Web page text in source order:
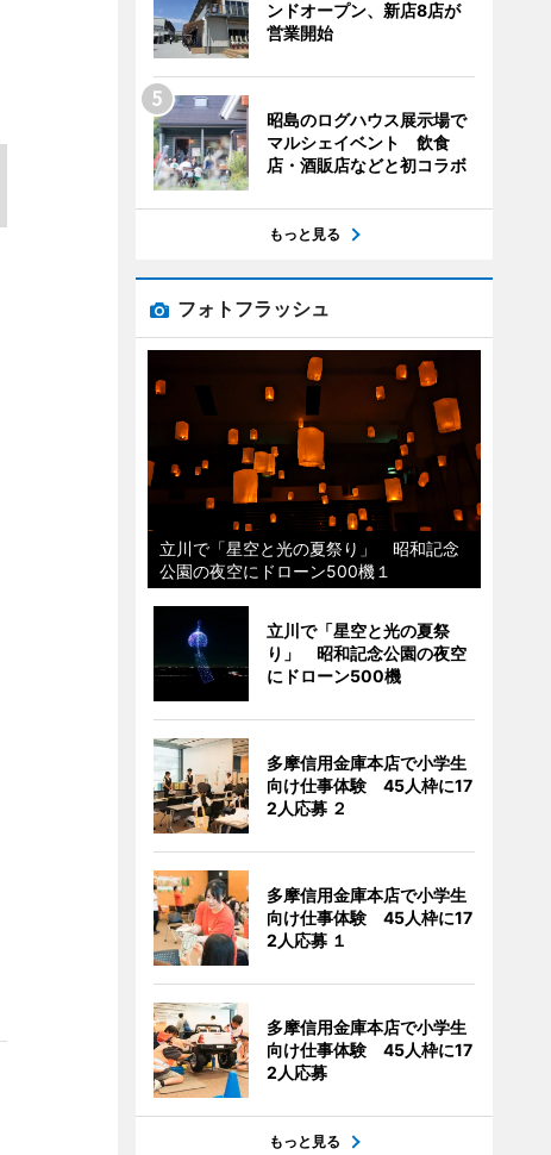
ンドオープン、新店8店が
営業開始
昭島のログハウス展示場で
マルシェイベント 飲食
店・酒販店などと初コラボ
もっと見る
フォトフラッシュ
立川で「星空と光の夏祭り」 昭和記念
公園の夜空にドローン500機１
立川で「星空と光の夏祭
り」 昭和記念公園の夜空
にドローン500機
多摩信用金庫本店で小学生
向け仕事体験 45人枠に17
2人応募 ２
多摩信用金庫本店で小学生
向け仕事体験 45人枠に17
2人応募 １
多摩信用金庫本店で小学生
向け仕事体験 45人枠に17
2人応募
もっと見る